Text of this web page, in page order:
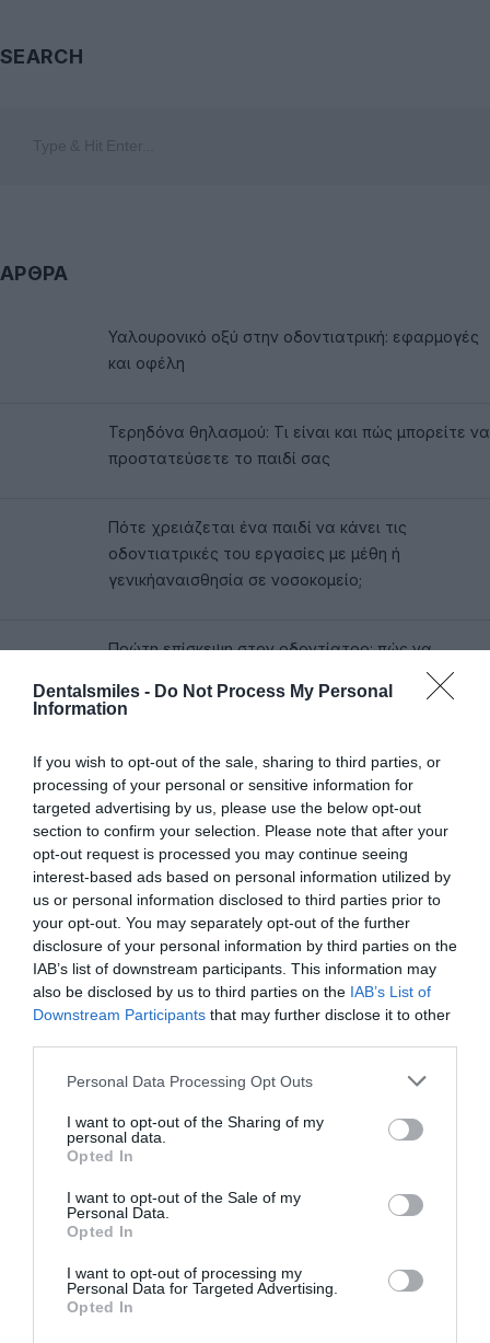
Dentalsmiles - Do Not Process My Personal
Information
If you wish to opt-out of the sale, sharing to third parties, or
processing of your personal or sensitive information for
targeted advertising by us, please use the below opt-out
section to confirm your selection. Please note that after your
opt-out request is processed you may continue seeing
interest-based ads based on personal information utilized by
us or personal information disclosed to third parties prior to
your opt-out. You may separately opt-out of the further
disclosure of your personal information by third parties on the
IAB’s list of downstream participants. This information may
also be disclosed by us to third parties on the IAB’s List of
Downstream Participants that may further disclose it to other
Please note that this website/app uses one or more Google
not limited to your visit or usage behaviour. You may click to
grant or deny consent to Google and its third-party tags to
use your data for below specified purposes in below Google
consent section.
Personal Data Processing Opt Outs
I want to opt-out of the Sharing of my
personal data.
Opted In
I want to opt-out of the Sale of my
Personal Data.
Opted In
I want to opt-out of processing my
Personal Data for Targeted Advertising.
Opted In
SEARCH
ΑΡΘΡΑ
Υαλουρονικό οξύ στην οδοντιατρική: εφαρμογές
και οφέλη
Τερηδόνα θηλασμού: Τι είναι και πώς μπορείτε να
προστατεύσετε το παιδί σας
Πότε χρειάζεται ένα παιδί να κάνει τις
οδοντιατρικές του εργασίες με μέθη ή
γενικήαναισθησία σε νοσοκομείο;
Πρώτη επίσκεψη στον οδοντίατρο: πώς να
στον οδοντίατρο;
210 7297985
Περιφερειακή οδός Ορνού – Νέο Λιμάνι, Αμυγδαλίδι
dentalsmilesmykonos@gmail.com